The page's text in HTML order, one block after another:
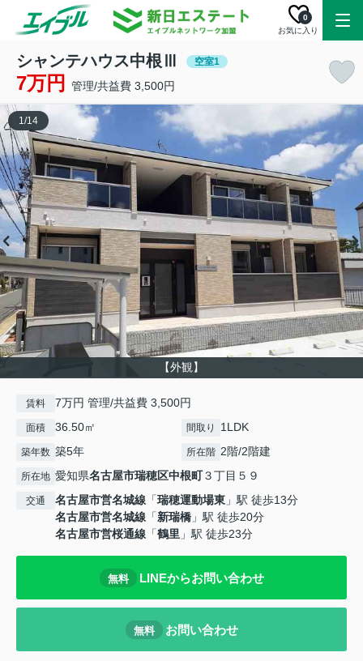
お気に入り
0
シャンテハウス中根Ⅲ 空室1
7万円 管理/共益費 3,500円
【外観】
1/14
賃料 7万円 管理/共益費 3,500円
面積 36.50㎡ 間取り 1LDK
築年数 築5年 所在階 2階/2階建
所在地 愛知県名古屋市瑞穂区中根町３丁目５９
交通 名古屋市営名城線 「瑞穂運動場東 」駅 徒歩13分
名古屋市営名城線 「新瑞橋 」駅 徒歩20分
名古屋市営桜通線 「鶴里 」駅 徒歩23分
無料 LINEからお問い合わせ
無料 お問い合わせ